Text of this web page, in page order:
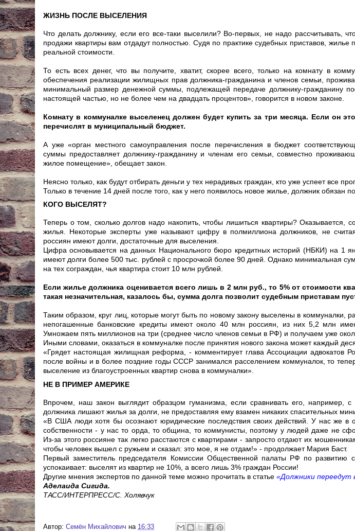
ЖИЗНЬ ПОСЛЕ ВЫСЕЛЕНИЯ
Что делать должнику, если его все-таки выселили? Во-первых, не надо рассчитывать,
продажи квартиры вам отдадут полностью. Судя по практике судебных приставов, жилье
реальной стоимости.
То есть всех денег, что вы получите, хватит, скорее всего, только на комнату в
обеспечения реализации жилищных прав должника-гражданина и членов семьи,
минимальный размер денежной суммы, подлежащей передаче должнику-гражданину
настоящей частью, но не более чем на двадцать процентов», говорится в новом законе.
Комнату в коммуналке выселенец должен будет купить за три месяца. Если он
перечислят в муниципальный бюджет.
А уже «орган местного самоуправления после перечисления в бюджет
суммы предоставляет должнику-гражданину и членам его семьи, совместно
жилое помещение», обещает закон.
Неясно только, как будут отбирать деньги у тех нерадивых граждан, кто уже успеет все
Только в течение 14 дней после того, как у него появилось новое жилье, должник обязан
КОГО ВЫСЕЛЯТ?
Теперь о том, сколько долгов надо накопить, чтобы лишиться квартиры? Оказывается,
жилья. Некоторые эксперты уже называют цифру в полмиллиона должников, не
россиян имеют долги, достаточные для выселения.
Цифра основывается на данных Национального бюро кредитных историй (НБКИ) на 1
имеют долги более 500 тыс. рублей с просрочкой более 90 дней. Однако минимальная
на тех сограждан, чья квартира стоит 10 млн рублей.
Если жилье должника оценивается всего лишь в 2 млн руб., то 5% от стоимости
такая незначительная, казалось бы, сумма долга позволит судебным приставам
Таким образом, круг лиц, которые могут быть по новому закону выселены в коммуналки,
непогашенные банковские кредиты имеют около 40 млн россиян, из них 5,2 млн
Умножаем пять миллионов на три (среднее число членов семьи в РФ) и получаем уже
Иными словами, оказаться в коммуналке после принятия нового закона может каждый
«Грядет настоящая жилищная реформа, - комментирует глава Ассоциации адвокатов
после войны и в более поздние годы СССР занимался расселением коммуналок, то
выселение из благоустроенных квартир снова в коммуналки».
НЕ В ПРИМЕР АМЕРИКЕ
Впрочем, наш закон выглядит образцом гуманизма, если сравнивать его, например, с
должника лишают жилья за долги, не предоставляя ему взамен никаких спасительных
«В США люди хотя бы осознают юридические последствия своих действий. У нас же в
собственности - у нас то орда, то община, то коммунисты, поэтому у людей даже не
Из-за этого россияне так легко расстаются с квартирами - запросто отдают их
чтобы человек вышел с ружьем и сказал: это мое, я не отдам!» - продолжает Мария Баст.
Первый заместитель председателя Комиссии Общественной палаты РФ по развитию
успокаивает: выселят из квартир не 10%, а всего лишь 3% граждан России!
Другие мнения экспертов по данной теме можно прочитать в статье «Должники переедут
Аделаида Сигида.
ТАСС/ИНТЕРПРЕСС/С. Холявчук
Автор: Cемён Михайлович на 16:33